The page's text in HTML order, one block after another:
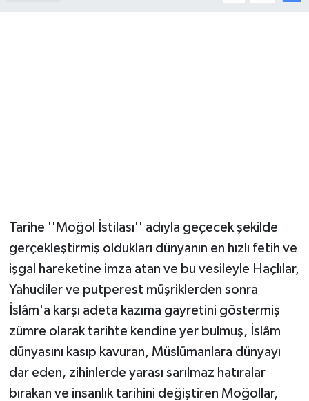
Tarihe ''Moğol İstilası'' adıyla geçecek şekilde
gerçekleştirmiş oldukları dünyanın en hızlı fetih ve
işgal hareketine imza atan ve bu vesileyle Haçlılar,
Yahudiler ve putperest müşriklerden sonra
İslâm'a karşı adeta kazıma gayretini göstermiş
zümre olarak tarihte kendine yer bulmuş, İslâm
dünyasını kasıp kavuran, Müslümanlara dünyayı
dar eden, zihinlerde yarası sarılmaz hatıralar
bırakan ve insanlık tarihini değiştiren Moğollar,